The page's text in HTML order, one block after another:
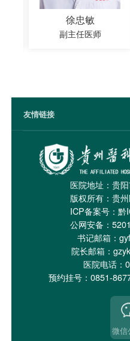
徐忠敏
副主任医师
友情链接
医院地址：贵
版权所有：贵
ICP备案号： 黔
公网安备：
书记邮箱：
院长邮箱：
医院电话：
预约挂号：0851-
微信